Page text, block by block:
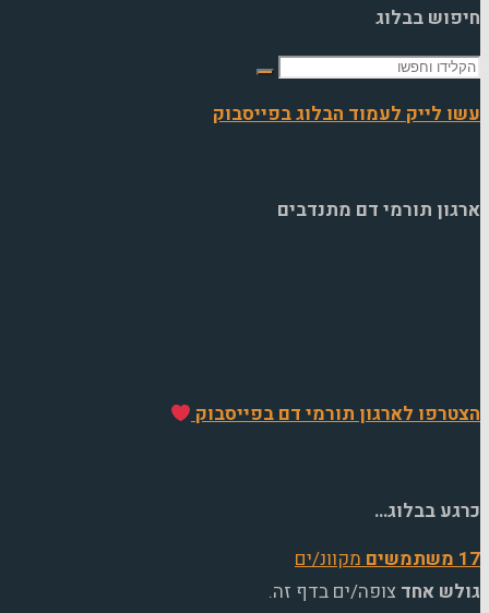
חיפוש בבלוג
חפש
עשו לייק לעמוד הבלוג בפייסבוק
ארגון תורמי דם מתנדבים
הצטרפו לארגון תורמי דם בפייסבוק
כרגע בבלוג…
17 משתמשים
מקוונ/ים
גולש אחד צופה/ים בדף זה.